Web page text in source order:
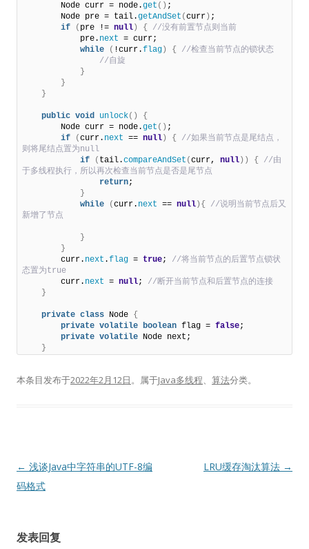
        Node curr = node.
get () ;
        Node pre = tail.
getAndSet (curr ) ;
if
( pre != null ) {
//没有前置节点则当前
            pre.
next = curr;
while
( !curr.flag ) {
//检查当前节点的锁状态
//自旋
}
}
}
public void unlock()
{
        Node curr = node.
get () ;
if
(curr. next == null ) {
//如果当前节点是尾结点，
则将尾结点置为null
if
( tail.compareAndSet (curr, null )) {
//由
于多线程执行，所以再次检查当前节点是否是尾节点
return;
}
while
(curr. next == null ){
//说明当前节点后又
新增了节点
}
}
        curr.
next .flag = true;
//将当前节点的后置节点锁状
态置为true
        curr.
next = null;
//断开当前节点和后置节点的连接
}
private class Node {
private volatile boolean flag = false;
private volatile Node next;
}
本条目发布于2022年2月12日。属于Java多线程、 算法分类。
文
章
← 浅谈Java中字符串的UTF-8编
码格式
LRU缓存淘汰算法 →
发表回复